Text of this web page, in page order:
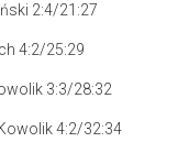
2:4/21:27
4:2/25:29
3:3/28:32
4:2/32:34